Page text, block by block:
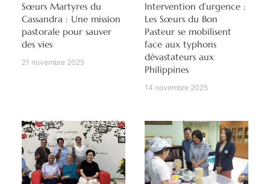
Sœurs Martyres du
Cassandra : Une mission
pastorale pour sauver
des vies
21 novembre 2025
Intervention d'urgence :
Les Sœurs du Bon
Pasteur se mobilisent
face aux typhons
dévastateurs aux
Philippines
14 novembre 2025